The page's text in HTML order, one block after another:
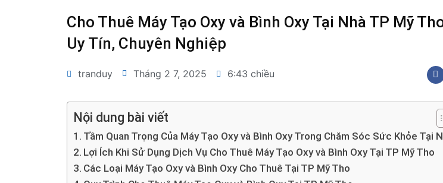
Cho Thuê Máy Tạo Oxy và Bình Oxy Tại Nhà TP Mỹ
Uy Tín, Chuyên Nghiệp
tranduy Tháng 2 7, 2025 6:43 chiều F
a
c
b
o
o
k
Nội dung bài viết
Tầm Quan Trọng Của Máy Tạo Oxy và Bình Oxy Trong Chăm Sóc Sức Khỏe Tại
Lợi Ích Khi Sử Dụng Dịch Vụ Cho Thuê Máy Tạo Oxy và Bình Oxy Tại TP Mỹ Tho
Các Loại Máy Tạo Oxy và Bình Oxy Cho Thuê Tại TP Mỹ Tho